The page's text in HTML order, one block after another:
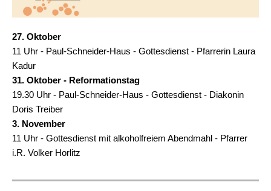
27. Oktober
11 Uhr - Paul-Schneider-Haus - Gottesdienst - Pfarrerin Laura
Kadur
31. Oktober - Reformationstag
19.30 Uhr - Paul-Schneider-Haus - Gottesdienst - Diakonin
Doris Treiber
3. November
11 Uhr - Gottesdienst mit alkoholfreiem Abendmahl - Pfarrer
i.R. Volker Horlitz